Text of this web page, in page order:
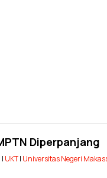
Diperpanjang
| UKT| Universitas Negeri